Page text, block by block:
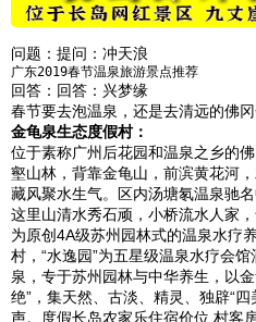
问题： 提问：冲天浪
广东2019春节温泉旅游景点推荐
回答： 回答：兴梦缘
春节要去泡温泉，还是去清远的佛
金龟泉生态度假村：
位于素称广州后花园和温泉之乡的
壑山林，背靠金龟山，前滨黄花河
藏风聚水生气。区内汤塘氡温泉驰名
这里山清水秀石顽，小桥流水人家
为原创4A级苏州园林式的温泉水疗
村，“水逸园”为五星级温泉水疗会
泉，专于苏州园林与中华养生，以
绝”，集天然、古淡、精灵、独辟“
声。度假长岛农家乐住宿价位 村客